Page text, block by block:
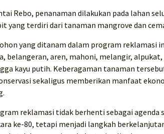
Rebo, penanaman dilakukan pada lahan
yang terdiri dari tanaman mangrove dan
yang ditanam dalam program reklamasi
belangeran, aren, mahoni, melangir,
kayu putih. Keberagaman tanaman
sekaligus memberikan manfaat
reklamasi tidak berhenti sebagai agenda
ke-80, tetapi menjadi langkah